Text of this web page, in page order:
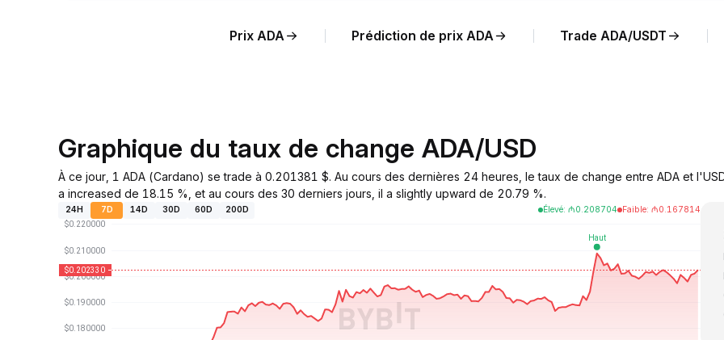
Prix ADA Prédiction de prix ADA Trade ADA/USDT
Graphique du taux de change ADA/USD
À ce jour, 1 ADA (Cardano) se trade à 0.201381 $. Au cours des dernières 24 heures, le taux de change entre ADA et
a increased de 18.15 %, et au cours des 30 derniers jours, il a slightly upward de 20.79 %.
24H 7D 14D 30D 60D 200D Élevé: ₼0.208704 Faible: ₼0.167814